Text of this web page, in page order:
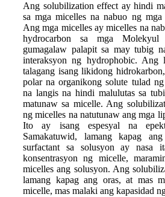
Ang solubilization effect ay hindi
sa mga micelles na nabuo ng mga
Ang mga micelles ay micelles na
hydrocarbon sa mga
gumagalaw palapit sa may tubig
interaksyon ng hydrophobic.
talagang isang likidong
polar na organikong solute tulad
na langis na hindi malulutas sa
matunaw sa micelle. Ang
ng micelles na natutunaw ang mga
Ito ay isang espesyal na
Samakatuwid, lamang kapag
surfactant sa solusyon ay nasa
konsentrasyon ng micelle,
micelles ang solusyon. Ang
lamang kapag ang oras, at mas
micelle, mas malaki ang kapasidad